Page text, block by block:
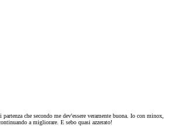
che secondo me dev'essere veramente buona. Io con minox,
a migliorare. E sebo quasi azzerato!